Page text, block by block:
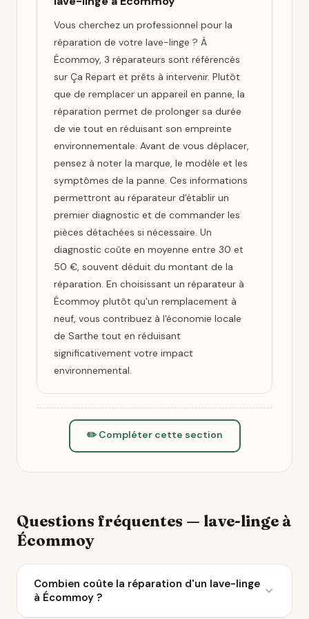
Vous cherchez un professionnel pour la
réparation de votre lave-linge ? À
Écommoy, 3 réparateurs sont référencés
sur Ça Repart et prêts à intervenir. Plutôt
que de remplacer un appareil en panne, la
réparation permet de prolonger sa durée
de vie tout en réduisant son empreinte
environnementale. Avant de vous déplacer,
pensez à noter la marque, le modèle et les
symptômes de la panne. Ces informations
permettront au réparateur d'établir un
premier diagnostic et de commander les
pièces détachées si nécessaire. Un
diagnostic coûte en moyenne entre 30 et
50 €, souvent déduit du montant de la
réparation. En choisissant un réparateur à
Écommoy plutôt qu'un remplacement à
neuf, vous contribuez à l'économie locale
de Sarthe tout en réduisant
significativement votre impact
environnemental.
✏️ Compléter cette section
Questions fréquentes — lave-linge à
Écommoy
Combien coûte la réparation d'un lave-linge
à Écommoy ?